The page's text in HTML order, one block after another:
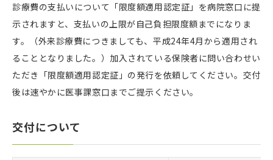
診療費の支払いについて「限度額適用認定証」を病院窓口に提
示されますと、支払いの上限が自己負担限度額までになりま
す。（外来診療費につきましても、平成24年4月から適用され
ることとなりました。）加入されている保険者に問い合わせい
ただき「限度額適用認定証」の発行を依頼してください。交付
後は速やかに医事課窓口までご提示ください。
交付について